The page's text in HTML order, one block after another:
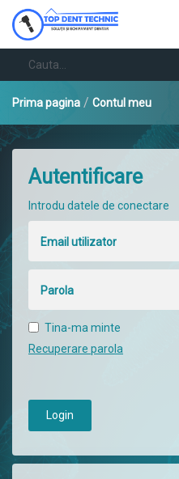
Prima pagina / Contul meu
Autentificare
Introdu datele de conectare
Tina-ma minte
Recuperare parola
Login